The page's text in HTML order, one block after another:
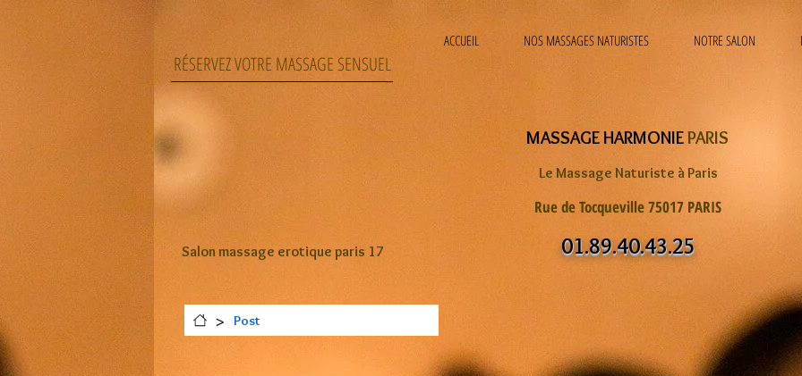
ACCUEIL NOS MASSAGES NATURISTES NOTRE SALON
RÉSERVEZ VOTRE MASSAGE SENSUEL
MASSAGE HARMONIEPARIS
Le Massage Naturiste à Paris
Rue de Tocqueville 75017 PARIS
Salon massage erotique paris 17
> Post
01.89.40.43.25